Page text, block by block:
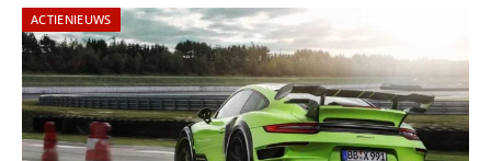
ACTIENIEUWS